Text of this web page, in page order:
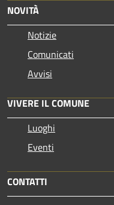
NOVITÀ
Notizie
Comunicati
Avvisi
VIVERE IL COMUNE
Luoghi
Eventi
CONTATTI